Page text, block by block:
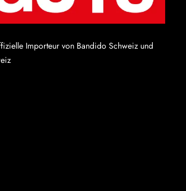
Importeur von Bandido Schweiz und